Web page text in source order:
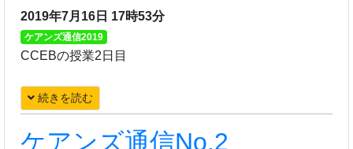
2019年7月16日 17時53分
ケアンズ通信2019
CCEBの授業2日目
続きを読む
ケアンズ通信No.2